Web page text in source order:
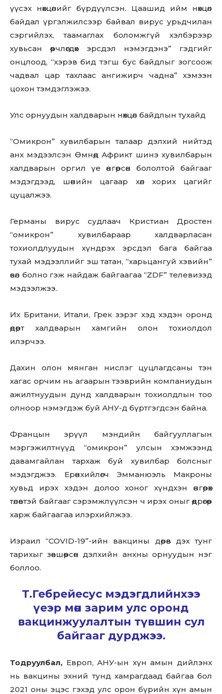
SUBSCRIBE
үүсэх нөхцөлийг бүрдүүлсэн. Цаашид ийм нөхцөл
байдал үргэлжилсээр байвал вирус урьдчилан
сэргийлэх, таамаглах боломжгүй хэлбэрээр
хувьсан өөрчлөгдөх эрсдэл нэмэгдэнэ” гэдгийг
онцлоод, “хэрэв бид тэгш бус байдлыг зогсоож
чадвал цар тахлаас ангижирч чадна” хэмээн
цохон тэмдэглэжээ.
Улс орнуудын халдварын нөхцөл байдлын тухайд
“Омикрон” хувилбарын талаар дэлхий нийтэд
анх мэдээлсэн Өмнөд Африкт шинэ хувилбарын
халдварын оргил үе өнгөрсөн бололтой байгааг
мэдэгдээд, шөнийн цагаар хөл хорих цагийг
цуцалжээ.
Германы вирус судлаач Кристиан Дростен
“омикрон” хувилбараар халдварласан
тохиолдлуудын хүндрэх эрсдэл бага байгаа
тухай мэдээллийг эш татан, “харьцангуй хэвийн”
өвөл болно гэж найдаж байгаагаа “ZDF” телевизэд
мэдээлжээ.
Их Британи, Итали, Грек зэрэг хэд хэдэн оронд
өдөрт халдварын хамгийн олон тохиолдол
илэрчээ.
Дахин олон мянган нислэг цуцлагдсаны тэн
хагас орчим нь агаарын тээврийн компаниудын
ажилтнуудын дунд халдварын тохиолдлын тоо
олноор нэмэгдэж буй АНУ-д бүртгэгдсэн байна.
Францын эрүүл мэндийн байгууллагын
мэргэжилтнүүд “омикрон” улсын хэмжээнд
давамгайлан тархаж буй хувилбар болсныг
мэдэгджээ. Ерөнхийлөгч Эмманюэль Макроны
хувьд ирэх хэдэн долоо хоног хүндхэн өнгөрөх
төлөвтэй байгааг сэрэмжлүүлсэн ч ирэх оныг өөдрөгөөр
харж байгаагаа илэрхийлжээ.
Израил “COVID-19”-ийн вакцины дөрөв дэх тунг
тарихыг зөвшөөрсөн дэлхийн анхны орнуудын нэг
боллоо.
Т.Гебрейесус мэдэгдлийнхээ
үеэр мөн зарим улс оронд
вакцинжуулалтын түвшин сул
байгааг дурджээ.
Тодруулбал, Европ, АНУ-ын хүн амын дийлэнх
нь вакцины эхний тунд хамрагдаад байгаа бол
2021 оны эцэс гэхэд улс орон бүрийн хүн амын